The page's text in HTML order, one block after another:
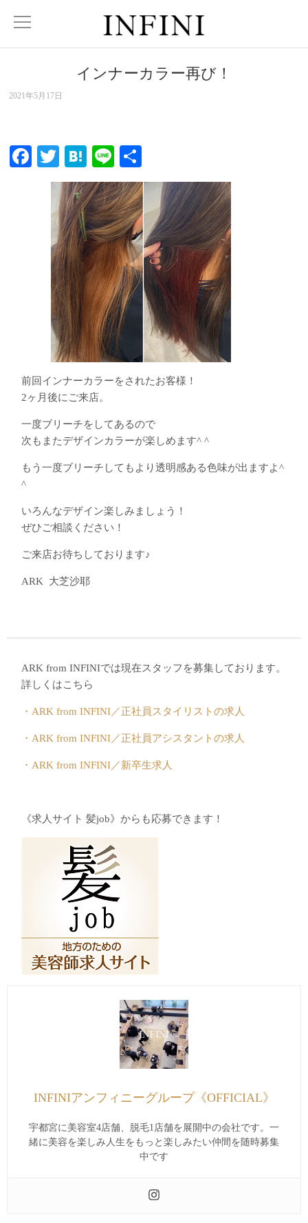
インナーカラー再び！
2021年5月17日
Facebook
TwitterHatena
Line
有
前回インナーカラーをされたお客様！
2ヶ月後にご来店。
一度ブリーチをしてあるので
次もまたデザインカラーが楽しめます^ ^
もう一度ブリーチしてもより透明感ある色味が出ますよ^
^
いろんなデザイン楽しみましょう！
ぜひご相談ください！
ご来店お待ちしております♪
ARK 大芝沙耶
ARK from INFINIでは現在スタッフを募集しております。
詳しくはこちら
・ARK from INFINI／正社員スタイリストの求人
・ARK from INFINI／正社員アシスタントの求人
・ARK from INFINI／新卒生求人
《求人サイト 髪job》からも応募できます！
INFINIアンフィニーグループ《OFFICIAL》
宇都宮に美容室4店舗、脱毛1店舗を展開中の会社です。一
緒に美容を楽しみ人生をもっと楽しみたい仲間を随時募集
中です